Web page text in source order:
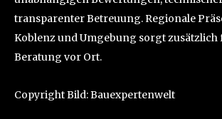
transparenter Betreuung. Regionale
Koblenz und Umgebung sorgt
Beratung vor Ort.
Copyright Bild: Bauexpertenwelt